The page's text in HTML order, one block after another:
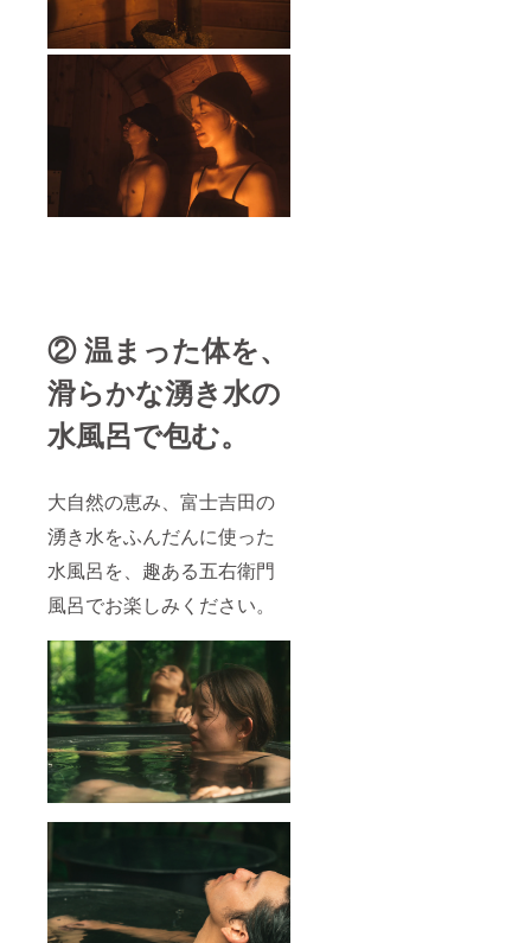
② 温まった体を、
滑らかな湧き水の
水風呂で包む。
大自然の恵み、富士吉田の
湧き水をふんだんに使った
水風呂を、趣ある五右衛門
風呂でお楽しみください。